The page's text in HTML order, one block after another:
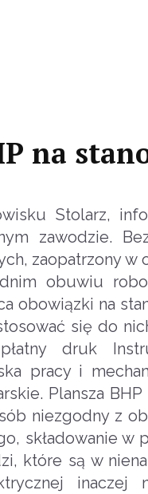
na
Stolarz,
zawodzie.
zaopatrzony
obuwiu
obowiązki na
się do
druk
pracy i
Plansza
niezgodny z
składowanie
które są w
inaczej